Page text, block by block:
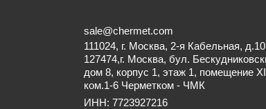
sale@chermet.com
111024, г. Москва, 2-я Кабельная, д.10
127474,г. Москва, бул.
дом 8, корпус 1, этаж 1, помещение
ком.1-6 Черметком - ЧМК
ИНН: 7723927216